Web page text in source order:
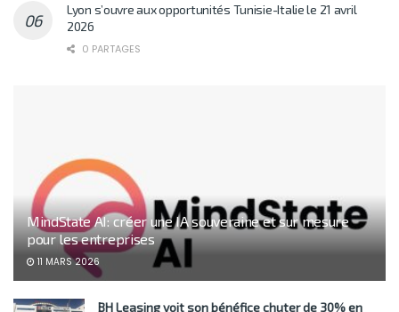
Lyon s’ouvre aux opportunités Tunisie-Italie le 21 avril
2026
0 PARTAGES
MindState AI: créer une IA souveraine et sur mesure
pour les entreprises
11 MARS 2026
BH Leasing voit son bénéfice chuter de 30% en